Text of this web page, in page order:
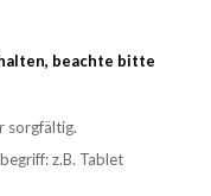
beachte bitte
sorgfältig.
z.B. Tablet